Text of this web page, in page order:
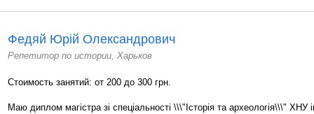
Федяй Юрій Олександрович
Репетитор по истории, Харьков
Стоимость занятий: от 200 до 300 грн.
Маю диплом магістра зі спеціальності \\\"Історія та археологія\\\" ХНУ